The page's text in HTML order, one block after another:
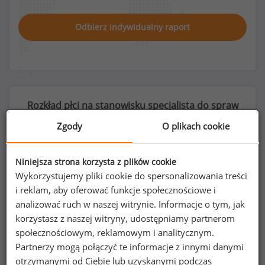
Odbierz indywidualny raport
Rozkład płci na stanowisku specjalista do spraw
kontroli jakości (
specjalista
61%
Kobiety
194
39%
Mężczyźni
125
Zgody O plikach cookie
Niniejsza strona korzysta z plików cookie
Wykorzystujemy pliki cookie do spersonalizowania treści
i reklam, aby oferować funkcje społecznościowe i
analizować ruch w naszej witrynie. Informacje o tym, jak
korzystasz z naszej witryny, udostępniamy partnerom
społecznościowym, reklamowym i analitycznym.
Partnerzy mogą połączyć te informacje z innymi danymi
otrzymanymi od Ciebie lub uzyskanymi podczas